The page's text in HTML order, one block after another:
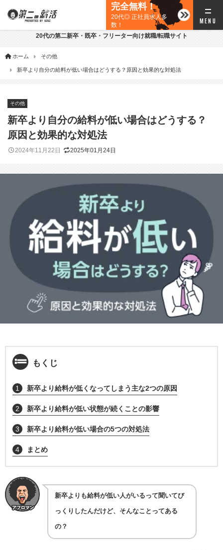
完全無料！
20代◎ 正社員求人多
数！
20代の第二新卒・既卒・フリーター向け就職/転職サイト
ホーム その他
新卒より自分の給料が低い場合はどうする？原因と効果的な対処法
その他
新卒より自分の給料が低い場合はどうする？
原因と効果的な対処法
2024年11月22日 2025年01月24日
もくじ
1 新卒より給料が低くなってしまう主な2つの原因
2 新卒より給料が低い状態が続くことの影響
3 新卒より給料が低い場合の5つの対処法
4 まとめ
新卒よりも給料が低い人がいるって聞いてび
っくりしたんだけど、そんなことってある
の？